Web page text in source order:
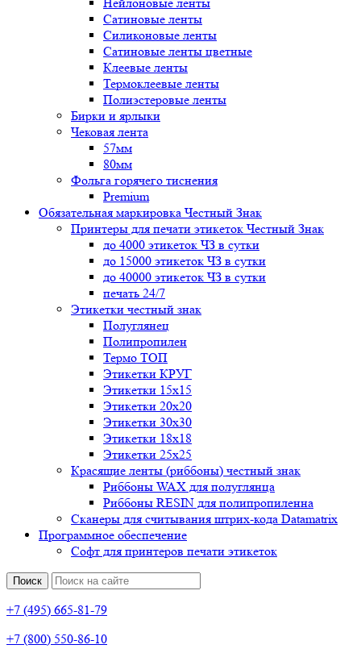
Сатиновые ленты
Силиконовые ленты
Сатиновые ленты цветные
Клеевые ленты
Термоклеевые ленты
Полиэстеровые ленты
Бирки и ярлыки
Чековая лента
57мм
80мм
Фольга горячего тиснения
Premium
Обязательная маркировка Честный Знак
Принтеры для печати этикеток Честный Знак
до 4000 этикеток ЧЗ в сутки
до 15000 этикеток ЧЗ в сутки
до 40000 этикеток ЧЗ в сутки
печать 24/7
Этикетки честный знак
Полуглянец
Полипропилен
Термо ТОП
Этикетки КРУГ
Этикетки 15х15
Этикетки 20х20
Этикетки 30х30
Этикетки 18х18
Этикетки 25х25
Красящие ленты (риббоны) честный знак
Риббоны WAX для полуглянца
Риббоны RESIN для полипропиленна
Сканеры для считывания штрих-кода Datamatrix
Программное обеспечение
Софт для принтеров печати этикеток
Поиск
+7 (495) 665-81-79
+7 (800) 550-86-10